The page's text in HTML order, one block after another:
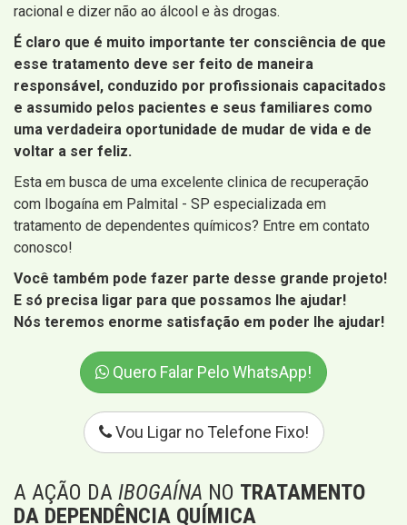
racional e dizer não ao álcool e às drogas.
É claro que é muito importante ter consciência de que
esse tratamento deve ser feito de maneira
responsável, conduzido por profissionais capacitados
e assumido pelos pacientes e seus familiares como
uma verdadeira oportunidade de mudar de vida e de
voltar a ser feliz.
Esta em busca de uma excelente clinica de recuperação
com Ibogaína em Palmital - SP especializada em
tratamento de dependentes químicos? Entre em contato
conosco!
Você também pode fazer parte desse grande projeto!
E só precisa ligar para que possamos lhe ajudar!
Nós teremos enorme satisfação em poder lhe ajudar!
Quero Falar Pelo WhatsApp!
Vou Ligar no Telefone Fixo!
A AÇÃO DA IBOGAÍNA NO TRATAMENTO
DA DEPENDÊNCIA QUÍMICA